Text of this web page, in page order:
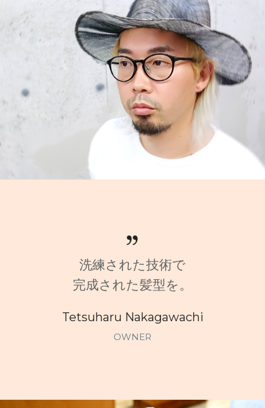
洗練された技術で
完成された髪型を。
Tetsuharu Nakagawachi
OWNER